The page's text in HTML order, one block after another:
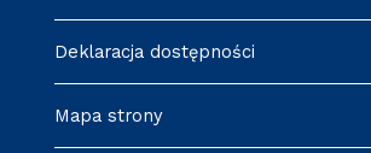
Deklaracja dostępności
Mapa strony